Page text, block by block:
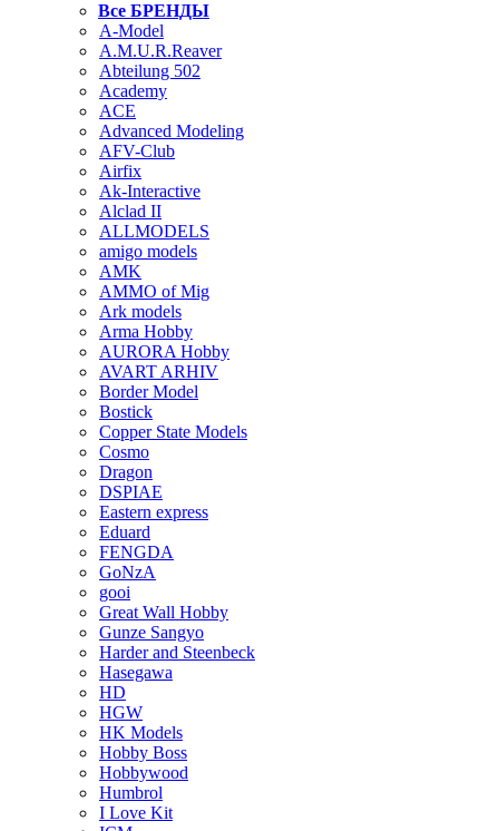
Все БРЕНДЫ
A-Model
A.M.U.R.Reaver
Abteilung 502
Academy
ACE
Advanced Modeling
AFV-Club
Airfix
Ak-Interactive
Alclad II
ALLMODELS
amigo models
AMK
AMMO of Mig
Ark models
Arma Hobby
AURORA Hobby
AVART ARHIV
Border Model
Bostick
Copper State Models
Cosmo
Dragon
DSPIAE
Eastern express
Eduard
FENGDA
GoNzA
gooi
Great Wall Hobby
Gunze Sangyo
Harder and Steenbeck
Hasegawa
HD
HGW
HK Models
Hobby Boss
Hobbywood
Humbrol
I Love Kit